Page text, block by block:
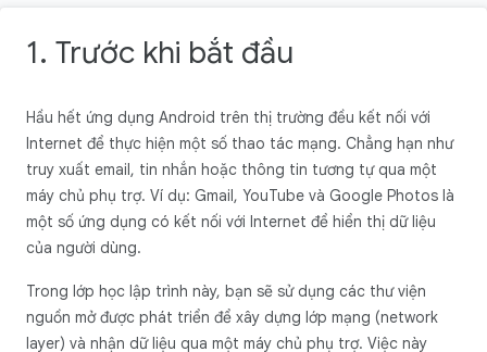
1. Trước khi bắt đầu
Hầu hết ứng dụng Android trên thị trường đều kết nối với
Internet để thực hiện một số thao tác mạng. Chẳng hạn như
truy xuất email, tin nhắn hoặc thông tin tương tự qua một
máy chủ phụ trợ. Ví dụ: Gmail, YouTube và Google Photos là
một số ứng dụng có kết nối với Internet để hiển thị dữ liệu
của người dùng.
Trong lớp học lập trình này, bạn sẽ sử dụng các thư viện
nguồn mở được phát triển để xây dựng lớp mạng (network
layer) và nhận dữ liệu qua một máy chủ phụ trợ. Việc này